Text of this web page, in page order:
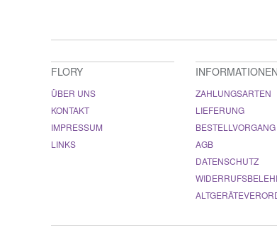
FLORY
ÜBER UNS
KONTAKT
IMPRESSUM
LINKS
INFORMATIONEN
ZAHLUNGSARTEN
LIEFERUNG
BESTELLVORGANG
AGB
DATENSCHUTZ